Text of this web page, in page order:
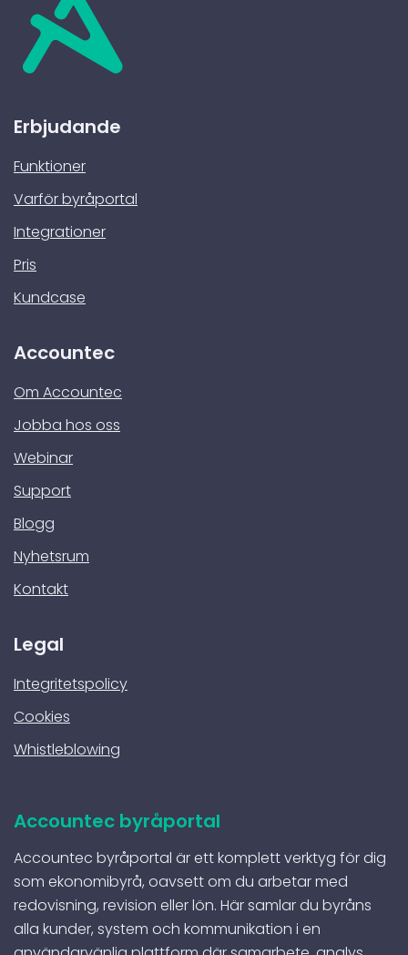
Erbjudande
Funktioner
Varför byråportal
Integrationer
Pris
Kundcase
Accountec
Om Accountec
Jobba hos oss
Webinar
Support
Blogg
Nyhetsrum
Kontakt
Legal
Integritetspolicy
Cookies
Whistleblowing
Accountec byråportal
Accountec byråportal är ett komplett verktyg för dig
som ekonomibyrå, oavsett om du arbetar med
redovisning, revision eller lön. Här samlar du byråns
alla kunder, system och kommunikation i en